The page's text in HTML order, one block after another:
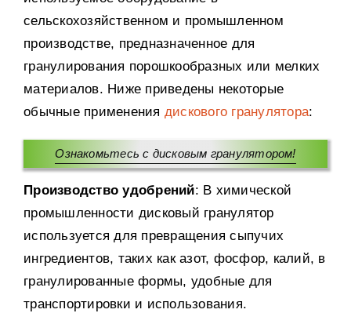
Вспомогательное оборудование
Постобработка
Случай
Решение «под ключ»
Связь
сельскохозяйственном и промышленном
производстве, предназначенное для
гранулирования порошкообразных или мелких
материалов. Ниже приведены некоторые
обычные применения дискового гранулятора:
Ознакомьтесь с дисковым гранулятором!
Производство удобрений: В химической
промышленности дисковый гранулятор
используется для превращения сыпучих
ингредиентов, таких как азот, фосфор, калий, в
гранулированные формы, удобные для
транспортировки и использования.